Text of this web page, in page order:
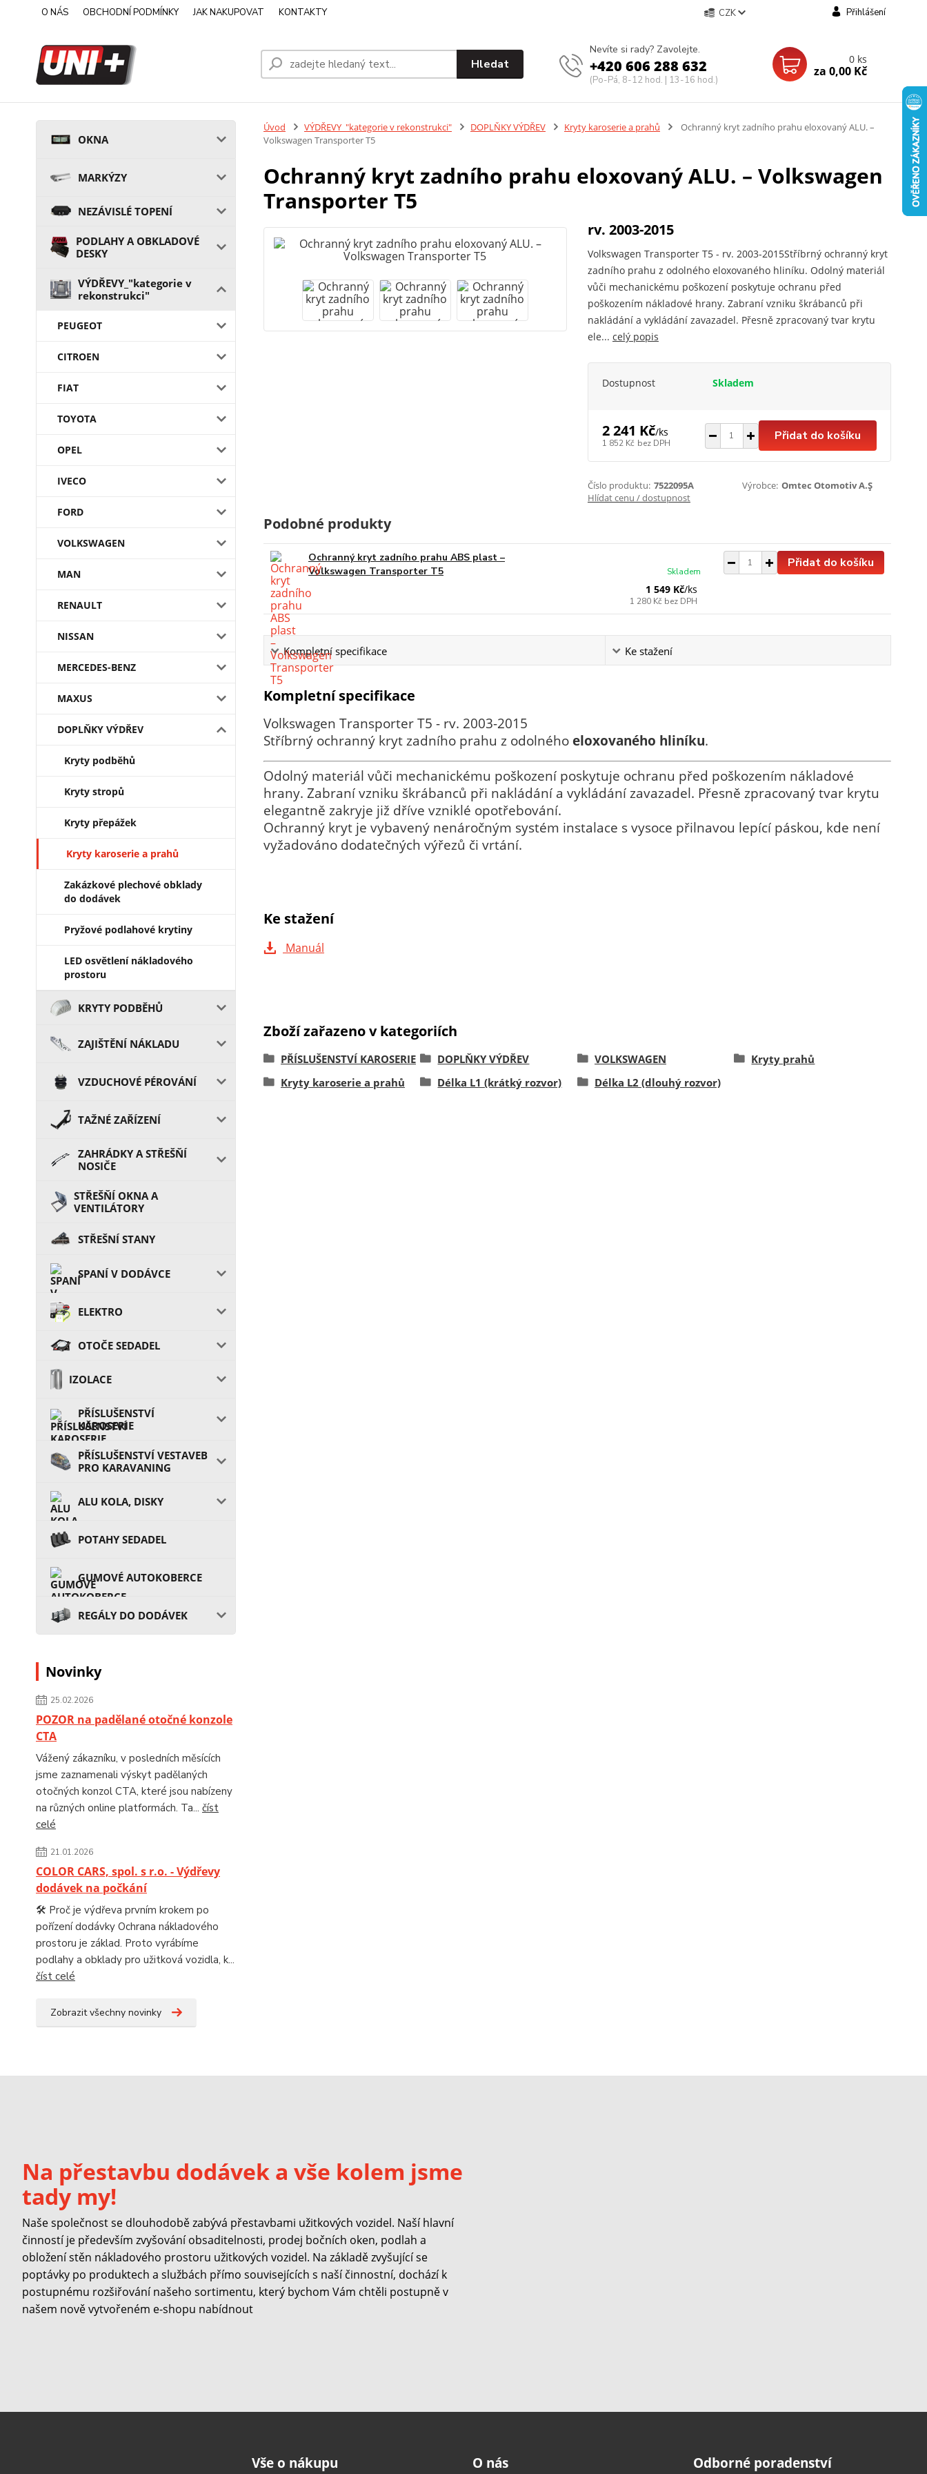
O NÁS OBCHODNÍ PODMÍNKY JAK NAKUPOVAT KONTAKTY CZK Přihlášení
Hledat
Nevíte si rady? Zavolejte.
+420 606 288 632
(Po-Pá, 8-12 hod. | 13-16 hod.)
0 ks
za 0,00 Kč
OKNA
MARKÝZY
NEZÁVISLÉ TOPENÍ
PODLAHY A OBKLADOVÉ
DESKY
VÝDŘEVY_"kategorie v
rekonstrukci"
PEUGEOT
CITROEN
FIAT
TOYOTA
OPEL
IVECO
FORD
VOLKSWAGEN
MAN
RENAULT
NISSAN
MERCEDES-BENZ
MAXUS
DOPLŇKY VÝDŘEV
Kryty podběhů
Kryty stropů
Kryty přepážek
Kryty karoserie a prahů
Zakázkové plechové obklady
do dodávek
Pryžové podlahové krytiny
LED osvětlení nákladového
prostoru
KRYTY PODBĚHŮ
ZAJIŠTĚNÍ NÁKLADU
VZDUCHOVÉ PÉROVÁNÍ
TAŽNÉ ZAŘÍZENÍ
ZAHRÁDKY A STŘEŠŇÍ
NOSIČE
STŘEŠŇÍ OKNA A
VENTILÁTORY
STŘEŠNÍ STANY
SPANÍ V DODÁVCE
ELEKTRO
OTOČE SEDADEL
IZOLACE
PŘÍSLUŠENSTVÍ
KAROSERIE
PŘÍSLUŠENSTVÍ VESTAVEB
PRO KARAVANING
ALU KOLA, DISKY
POTAHY SEDADEL
GUMOVÉ AUTOKOBERCE
REGÁLY DO DODÁVEK
Novinky
25.02.2026
POZOR na padělané otočné konzole
CTA
Vážený zákazníku, v posledních měsících
jsme zaznamenali výskyt padělaných
otočných konzol CTA, které jsou nabízeny
na různých online platformách. Ta... číst
celé
21.01.2026
COLOR CARS, spol. s r.o. - Výdřevy
dodávek na počkání
🛠️ Proč je výdřeva prvním krokem po
pořízení dodávky Ochrana nákladového
prostoru je základ. Proto vyrábíme
podlahy a obklady pro užitková vozidla, k...
číst celé
Zobrazit všechny novinky
Úvod VÝDŘEVY_"kategorie v rekonstrukci" DOPLŇKY VÝDŘEV Kryty karoserie a prahů
Ochranný kryt zadního prahu eloxovaný ALU. –
Volkswagen Transporter T5
Ochranný kryt zadního prahu eloxovaný ALU. – Volkswagen
Transporter T5
rv. 2003-2015
Volkswagen Transporter T5 - rv. 2003-2015Stříbrný ochranný kryt
zadního prahu z odolného eloxovaného hliníku. Odolný materiál
vůči mechanickému poškození poskytuje ochranu před
poškozením nákladové hrany. Zabraní vzniku škrábanců při
nakládání a vykládání zavazadel. Přesně zpracovaný tvar krytu
ele... celý popis
Dostupnost Skladem
2 241 Kč/ks
1 852 Kč bez DPH Přidat do košíku
Číslo produktu: 7522095A Výrobce: Omtec Otomotiv A.Ş
Hlídat cenu / dostupnost
Podobné produkty
Ochranný kryt zadního prahu ABS plast –
Volkswagen Transporter T5
1 549 Kč/ks
1 280 Kč bez DPH
Skladem
Přidat do košíku
Kompletní specifikace Ke stažení
Kompletní specifikace
Volkswagen Transporter T5 - rv. 2003-2015
Stříbrný ochranný kryt zadního prahu z odolnéhoeloxovaného hliníku.
Odolný materiál vůči mechanickému poškození poskytuje ochranu před poškozením nákladové
hrany. Zabraní vzniku škrábanců při nakládání a vykládání zavazadel. Přesně zpracovaný tvar krytu
elegantně zakryje již dříve vzniklé opotřebování.
Ochranný kryt je vybavený nenáročným systém instalace s vysoce přilnavou lepící páskou, kde není
vyžadováno dodatečných výřezů či vrtání.
Ke stažení
Manuál
Zboží zařazeno v kategoriích
PŘÍSLUŠENSTVÍ KAROSERIE DOPLŇKY VÝDŘEV VOLKSWAGEN
Kryty prahů
Kryty karoserie a prahů
Délka L1 (krátký rozvor) Délka L2 (dlouhý rozvor)
Na přestavbu dodávek a vše kolem jsme
tady my!
Naše společnost se dlouhodobě zabývá přestavbami užitkových vozidel. Naší hlavní
činností je především zvyšování obsaditelnosti, prodej bočních oken, podlah a
obložení stěn nákladového prostoru užitkových vozidel. Na základě zvyšující se
poptávky po produktech a službách přímo souvisejících s naší činnostní, dochází k
postupnému rozšiřování našeho sortimentu, který bychom Vám chtěli postupně v
našem nově vytvořeném e-shopu nabídnout
Vše o nákupu O nás Odborné poradenství